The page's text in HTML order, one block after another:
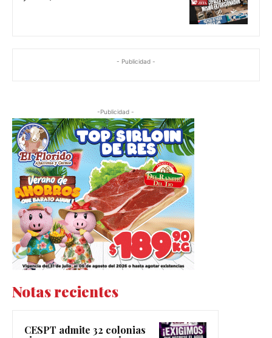
- Publicidad -
-Publicidad -
Notas recientes
CESPT admite 32 colonias